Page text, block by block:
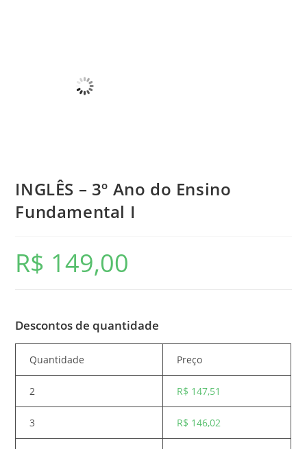
INGLÊS – 3º Ano do Ensino
Fundamental I
R$ 149,00
Descontos de quantidade
Quantidade Preço
2 R$ 147,51
3 R$ 146,02